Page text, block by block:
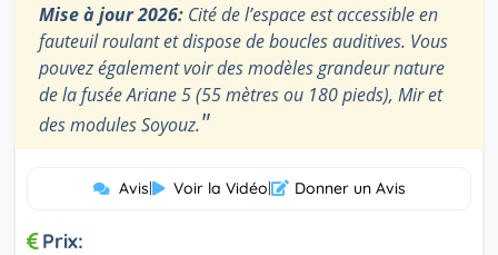
Mise à jour 2026: Cité de l’espace est accessible en
fauteuil roulant et dispose de boucles auditives. Vous
pouvez également voir des modèles grandeur nature
de la fusée Ariane 5 (55 mètres ou 180 pieds), Mir et
des modules Soyouz."
Avis| Voir la Vidéo| Donner un Avis
Prix: